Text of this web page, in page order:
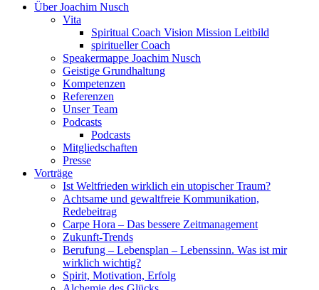
Über Joachim Nusch
Vita
Spiritual Coach Vision Mission Leitbild
spiritueller Coach
Speakermappe Joachim Nusch
Geistige Grundhaltung
Kompetenzen
Referenzen
Unser Team
Podcasts
Podcasts
Mitgliedschaften
Presse
Vorträge
Ist Weltfrieden wirklich ein utopischer Traum?
Achtsame und gewaltfreie Kommunikation,
Redebeitrag
Carpe Hora – Das bessere Zeitmanagement
Zukunft-Trends
Berufung – Lebensplan – Lebenssinn. Was ist mir
wirklich wichtig?
Spirit, Motivation, Erfolg